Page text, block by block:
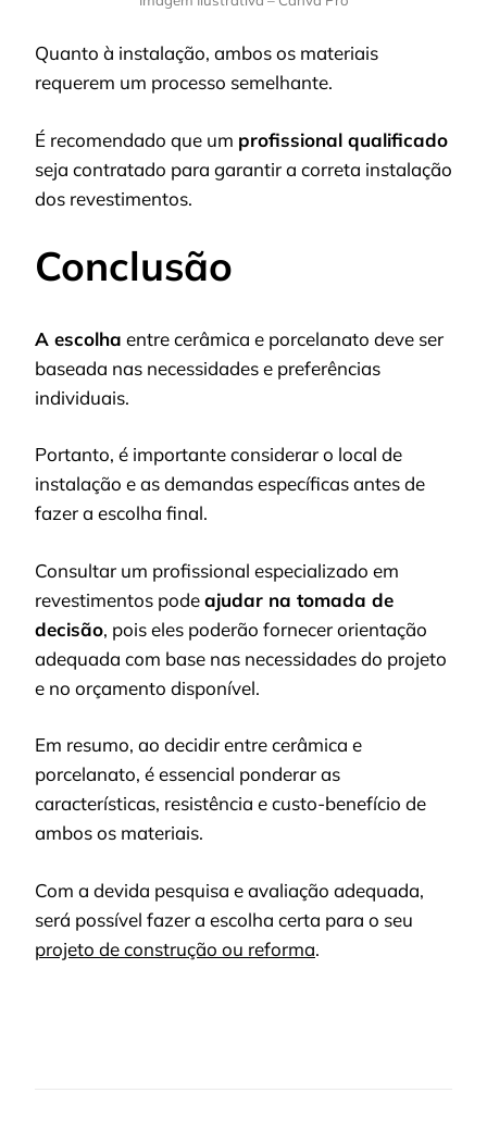
Quanto à instalação, ambos os materiais
requerem um processo semelhante.
É recomendado que um profissional qualificado
seja contratado para garantir a correta instalação
dos revestimentos.
Conclusão
A escolha entre cerâmica e porcelanato deve ser
baseada nas necessidades e preferências
individuais.
Portanto, é importante considerar o local de
instalação e as demandas específicas antes de
fazer a escolha final.
Consultar um profissional especializado em
revestimentos podeajudar na tomada de
decisão, pois eles poderão fornecer orientação
adequada com base nas necessidades do projeto
e no orçamento disponível.
Em resumo, ao decidir entre cerâmica e
porcelanato, é essencial ponderar as
características, resistência e custo-benefício de
ambos os materiais.
Com a devida pesquisa e avaliação adequada,
será possível fazer a escolha certa para o seu
projeto de construção ou reforma.